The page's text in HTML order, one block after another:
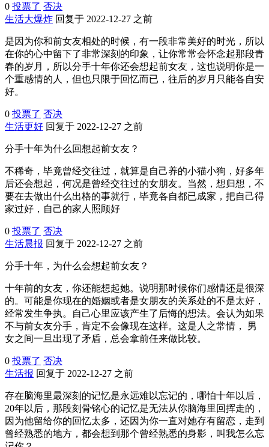
0 投票了 否决
生活大爆炸 回复于 2022-12-27 之前
是因为你和前女友相处的时候，有一段非常美好的时光，所以
在你的心中留下了非常深刻的印象，让你常常会怀念起那段青
春的岁月，所以分手十年你还会想起前女友，这也说明你是一
个重感情的人，但也只限于回忆而已，往后的岁月只能各自安
好。
0 投票了 否决
生活更好 回复于 2022-12-27 之前
分手十年为什么回想起前女友？
不稀奇，毕竟曾经交往过，就算是自己养的小猫小狗，好多年
后还会想起，何况是曾经交往过的女朋友。当然，想归想，不
要在去做出什么出格的事就行，毕竟各自都已成家，把自己得
家过好，自己的家人照顾好
0 投票了 否决
生活晨报 回复于 2022-12-27 之前
分手十年，为什么会想起前女友？
十年前的女友，你还能想起她。说明那时候你们感情还是很深
的。可能是你现在的婚姻或者是女朋友的关系处的不是太好，
经常发生争执。自己心里应该产生了后悔的想法。会认为如果
不与前女友分手，肯定不会像现在这样。这是人之常情， 男
女之间一旦出现了矛盾，总会拿前任来做比较。
0 投票了 否决
生活报 回复于 2022-12-27 之前
存在脑海里最深刻的记忆是永远难以忘记的，哪怕十年以后，
20年以后，那段刻骨铭心的记忆是无法从你脑海里回挥走的，
因为他留给你的回忆太多，还因为你一直对她存有留恋，走到
曾经熟悉的地方，都会想到那个曾经熟悉的身影，叫我怎么忘